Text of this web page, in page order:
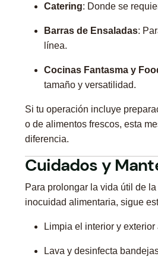
Catering: Donde se
Barras de Ensaladas:
línea.
Cocinas Fantasma y
tamaño y versatilidad.
Si tu operación incluye
o de alimentos frescos, esta
diferencia.
Cuidados y
Para prolongar la vida útil de
inocuidad alimentaria, sigue
Limpia el interior y exterior
Lava y desinfecta